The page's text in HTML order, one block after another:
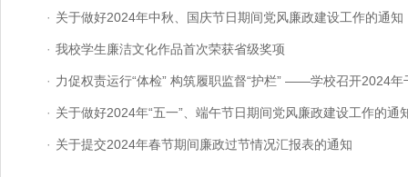
· 关于做好2024年中秋、国庆节日期间党风廉政建设工作的通知
· 我校学生廉洁文化作品首次荣获省级奖项
· 力促权责运行“体检” 构筑履职监督“护栏” ——学校召开2024年
· 关于做好2024年“五一”、端午节日期间党风廉政建设工作的通
· 关于提交2024年春节期间廉政过节情况汇报表的通知